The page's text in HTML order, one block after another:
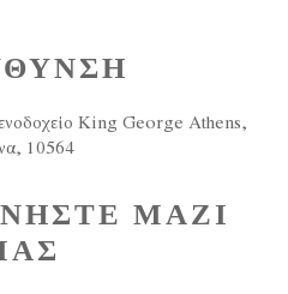
King George Athens,
10564
ΜΑΖΙ